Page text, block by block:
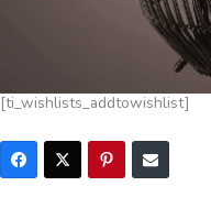
[ti_wishlists_addtowishlist]